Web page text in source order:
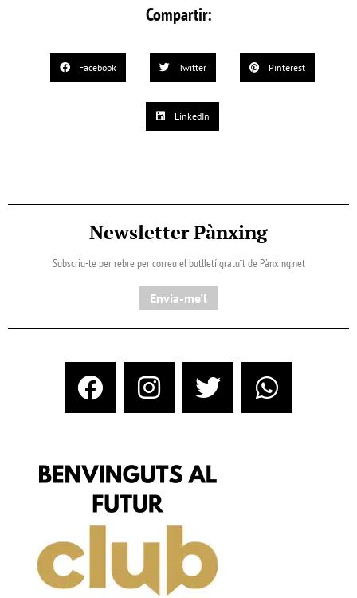
Compartir:
Facebook Twitter Pinterest
LinkedIn
Newsletter Pànxing
Subscriu-te per rebre per correu el butlletí gratuït de Pànxing.net​
Envia-me'l